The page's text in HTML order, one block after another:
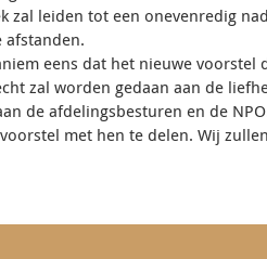
zal leiden tot een onevenredig
afstanden.
eens dat het nieuwe
zal worden gedaan aan de
de afdelingsbesturen en de
met hen te delen. Wij